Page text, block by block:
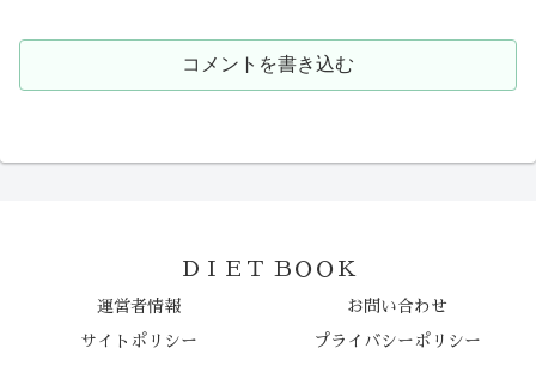
コメントを書き込む
ＤＩＥＴ ＢＯＯＫ
運営者情報 お問い合わせ
サイトポリシー プライバシーポリシー